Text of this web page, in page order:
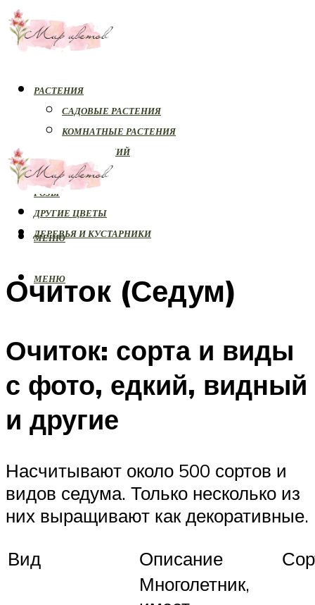
РАСТЕНИЯ
САДОВЫЕ РАСТЕНИЯ
КОМНАТНЫЕ РАСТЕНИЯ
БОЛЕЗНИ РАСТЕНИЙ
ОРХИДЕИ
РОЗЫ
ДРУГИЕ ЦВЕТЫ
ДЕРЕВЬЯ И КУСТАРНИКИ
МЕНЮ
МЕНЮ
Очиток (Седум)
Очиток: сорта и виды
с фото, едкий, видный
и другие
Насчитывают около 500 сортов и
видов седума. Только несколько из
них выращивают как декоративные.
Вид
Описание
Многолетник,